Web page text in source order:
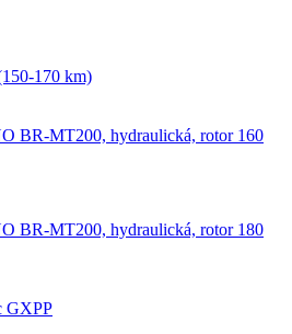
170 km)
BR-MT200, hydraulická, rotor 160
BR-MT200, hydraulická, rotor 180
GXPP